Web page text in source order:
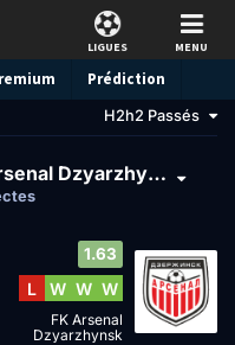
LIGUES MENU
Prédiction
H2h2 Passés
FC Belshina Bobruisk vs FK Arsenal Dzyarzhynsk
1.63
L W W W
FK Arsenal
Dzyarzhynsk